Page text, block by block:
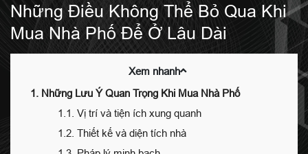
Những Điều Không Thể Bỏ Qua Khi
Mua Nhà Phố Để Ở Lâu Dài
Xem nhanh
1. Những Lưu Ý Quan Trọng Khi Mua Nhà Phố
1.1. Vị trí và tiện ích xung quanh
1.2. Thiết kế và diện tích nhà